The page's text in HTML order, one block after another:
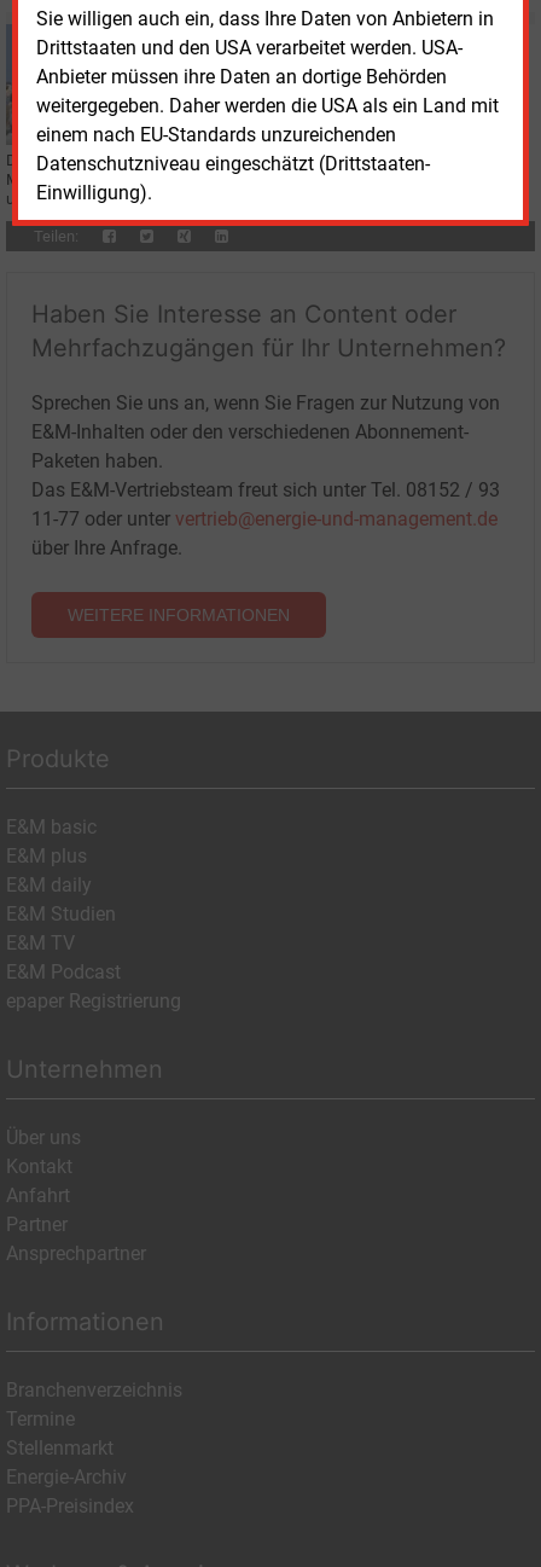
Sie willigen auch ein, dass Ihre Daten von Anbietern in
Drittstaaten und den USA verarbeitet werden. USA-
Anbieter müssen ihre Daten an dortige Behörden
weitergegeben. Daher werden die USA als ein Land mit
einem nach EU-Standards unzureichenden
Datenschutzniveau eingeschätzt (Drittstaaten-
Einwilligung).
Mittwoch, 25.03.2026, 13:10
Kabinettsprogramm soll Emissionslücke schließen
Die Bundesregierung hat in Berlin ein Klimaschutzprogramm mit 67
Maßnahmen beschlossen, um die Emissionslücke bis 2030 zu schließen
und fossile Importe zu senken.
Teilen:
Haben Sie Interesse an Content oder
Mehrfachzugängen für Ihr Unternehmen?
Sprechen Sie uns an, wenn Sie Fragen zur Nutzung von
E&M-Inhalten oder den verschiedenen Abonnement-
Paketen haben.
Das E&M-Vertriebsteam freut sich unter Tel. 08152 / 93
11-77 oder unter vertrieb@energie-und-management.de
über Ihre Anfrage.
WEITERE INFORMATIONEN
Produkte
E&M basic
E&M plus
E&M daily
E&M Studien
E&M TV
E&M Podcast
epaper Registrierung
Unternehmen
Über uns
Kontakt
Anfahrt
Partner
Ansprechpartner
Informationen
Branchenverzeichnis
Termine
Stellenmarkt
Energie-Archiv
PPA-Preisindex